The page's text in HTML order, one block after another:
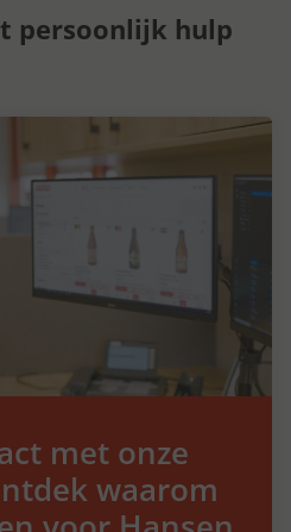
persoonlijk hulp
met onze
waarom